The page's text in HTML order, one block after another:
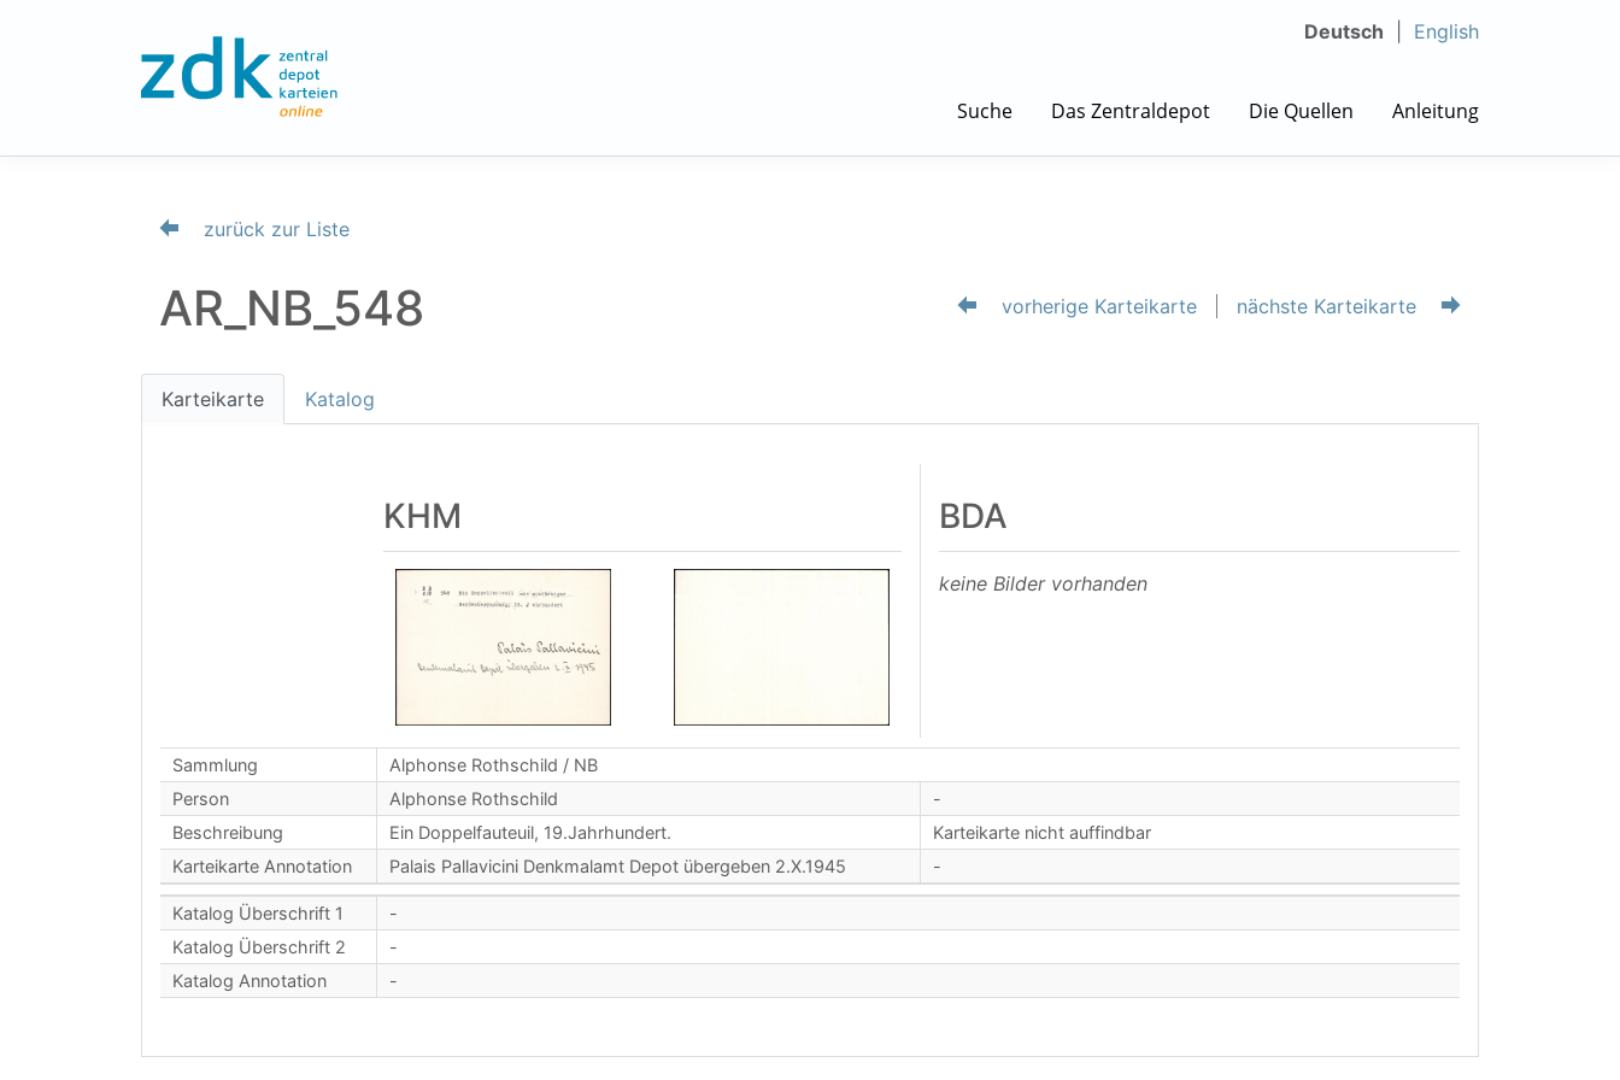
Deutsch English
Suche Das Zentraldepot Die Quellen Anleitung
zurück zur Liste
AR_NB_548 vorherige Karteikarte nächste Karteikarte
Karteikarte Katalog
KHM BDA
keine Bilder vorhanden
Sammlung
Alphonse Rothschild / NB
Person
Alphonse Rothschild
-
Beschreibung
Ein Doppelfauteuil, 19.Jahrhundert.
Karteikarte nicht auffindbar
Karteikarte Annotation
Palais Pallavicini Denkmalamt Depot übergeben 2.X.1945 -
Katalog Überschrift 1
-
Katalog Überschrift 2
-
Katalog Annotation
-